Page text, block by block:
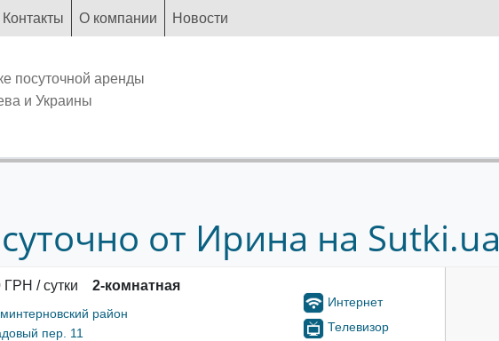
Контакты О компании Новости
посуточной аренды
и Украины
от Ирина на Sutki.ua
ГРН / сутки 2-комнатная
район
пер. 11
Интернет
Телевизор